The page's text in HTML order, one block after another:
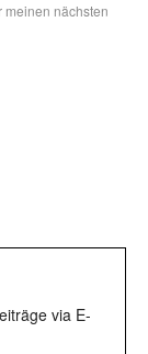
meinen nächsten
via E-